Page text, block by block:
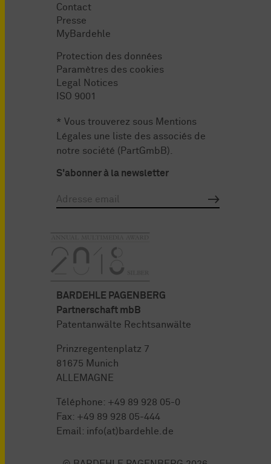
Contact
Presse
MyBardehle
Protection des données
Paramètres des cookies
Legal Notices
ISO 9001
* Vous trouverez sous Mentions
Légales une liste des associés de
notre société (PartGmbB).
S'abonner à la newsletter
BARDEHLE PAGENBERG
Partnerschaft mbB
Patentanwälte Rechtsanwälte
Prinzregentenplatz 7
81675 Munich
ALLEMAGNE
Téléphone: +49 89 928 05-0
Fax: +49 89 928 05-444
Email: info(at)bardehle.de